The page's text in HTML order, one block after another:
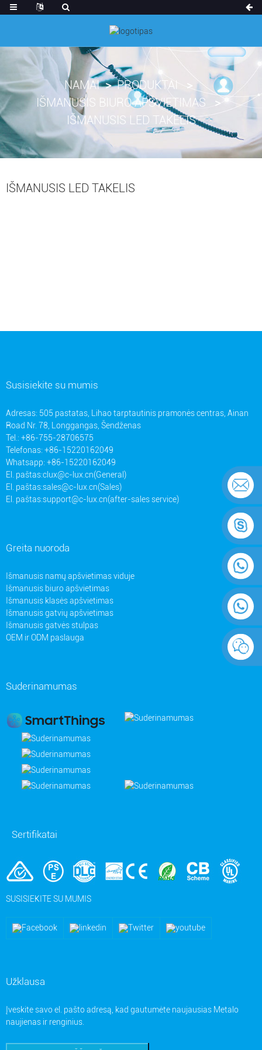
NAMAI
PRODUKTAI
IŠMANUSIS BIURO APŠVIETIMAS
IŠMANUSIS LED TAKELIS
IŠMANUSIS LED TAKELIS
Susisiekite su mumis
Adresas: 505 pastatas, Lihao tarptautinis pramonės centras, Ainan
Road Nr. 78, Longgangas, Šendženas
Tel.: +86-755-28706575
Telefonas: +86-15220162049
Whatsapp: +86-15220162049
El. paštas:clux@c-lux.cn(General)
El. paštas:sales@c-lux.cn(Sales)
El. paštas:support@c-lux.cn(after-sales service)
Greita nuoroda
Išmanusis namų apšvietimas viduje
Išmanusis biuro apšvietimas
Išmanusis klasės apšvietimas
Išmanusis gatvių apšvietimas
Išmanusis gatvės stulpas
OEM ir ODM paslauga
Suderinamumas
Sertifikatai
SUSISIEKITE SU MUMIS
Užklausa
Įveskite savo el. pašto adresą, kad gautumėte naujausias Metalo
naujienas ir renginius.